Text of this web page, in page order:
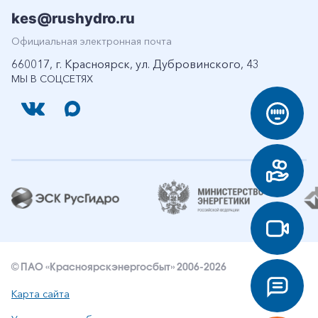
МЫ В СОЦСЕТЯХ
kes@rushydro.ru
Официальная электронная почта
660017, г. Красноярск, ул. Дубровинского, 43
© ПАО «Красноярскэнергосбыт» 2006-2026
Карта сайта